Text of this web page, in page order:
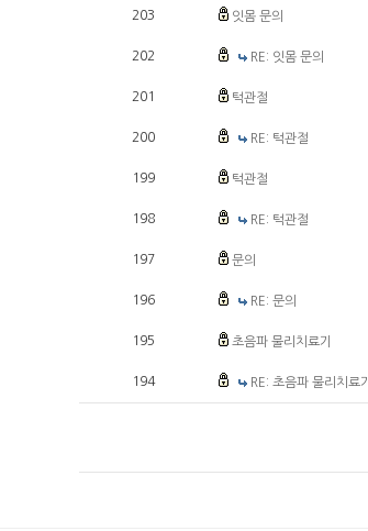
203 잇몸 문의
202 RE: 잇몸 문의
201 턱관절
200 RE: 턱관절
199 턱관절
198 RE: 턱관절
197 문의
196 RE: 문의
195 초음파 물리치료기
194 RE: 초음파 물리치료기